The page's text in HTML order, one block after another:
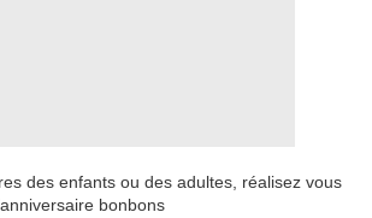
des enfants ou des adultes, réalisez vous
bonbons